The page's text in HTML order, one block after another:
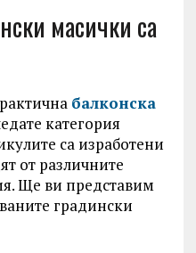
масички са
балконска
категория
са изработени
от различните
Ще ви представим
градински